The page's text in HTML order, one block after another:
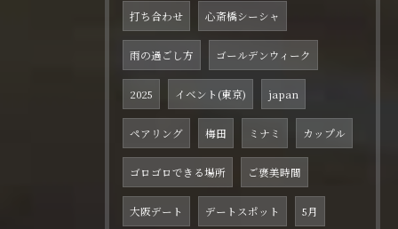
打ち合わせ 心斎橋シーシャ
雨の過ごし方 ゴールデンウィーク
2025 イベント(東京) japan
ペアリング 梅田 ミナミ カップル
ゴロゴロできる場所 ご褒美時間
大阪デート デートスポット 5月